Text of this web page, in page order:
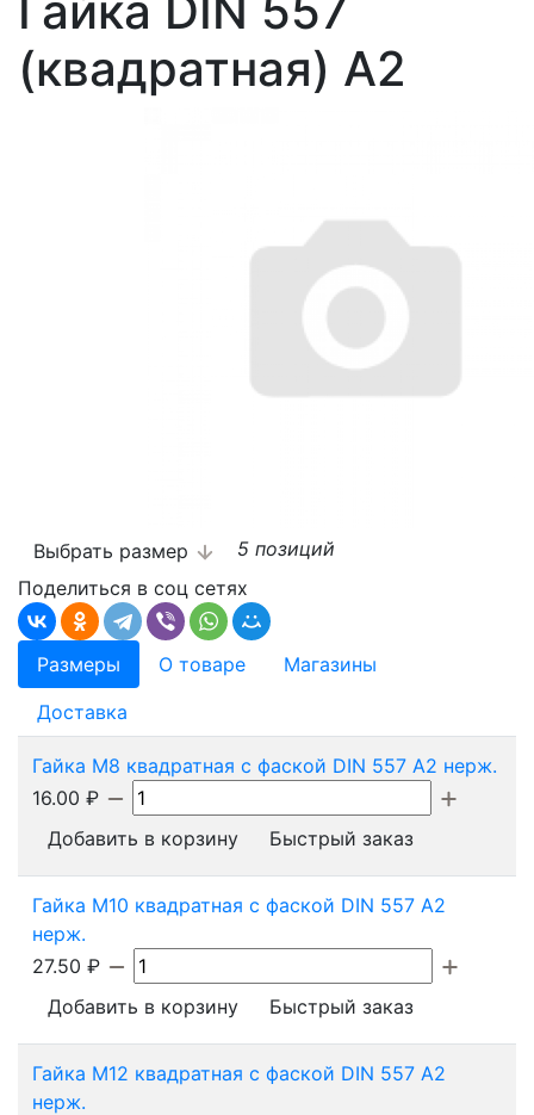
(квадратная) А2
Выбрать размер
5 позиций
Поделиться в соц сетях
Размеры О товаре
Магазины
Доставка
Гайка М8 квадратная с фаской DIN 557 А2 нерж.
16.00 ₽
Добавить в корзину
Быстрый заказ
Гайка М10 квадратная с фаской DIN 557 А2
нерж.
27.50 ₽
Добавить в корзину
Быстрый заказ
Гайка М12 квадратная с фаской DIN 557 А2
нерж.